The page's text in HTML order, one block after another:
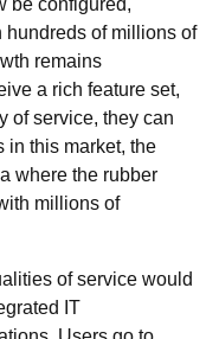
be configured,
hundreds of millions of
remains
a rich feature set,
of service, they can
in this market, the
where the rubber
millions of
of service would
IT